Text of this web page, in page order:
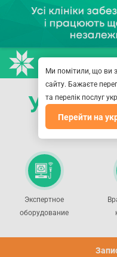
УЗИ
Современная
Экспертное
оборудование
Ми помітили, що ви
сайту. Бажаєте
та перелік послуг
Перейти на